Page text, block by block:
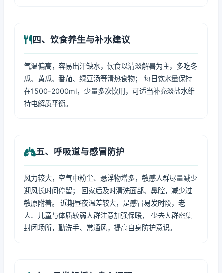
四、饮食养生与补水建议
气温偏高，容易出汗缺水，饮食以清淡解暑为主，多吃冬
瓜、黄瓜、番茄、绿豆汤等清热食物； 每日饮水量保持
在1500-2000ml，少量多次饮用，可适当补充淡盐水维
持电解质平衡。
五、呼吸道与感冒防护
风力较大，空气中粉尘、悬浮物增多，敏感人群尽量减少
迎风长时间停留； 回家后及时清洗面部、鼻腔，减少过
敏原附着。 近期昼夜温差较大，是感冒易发时段，老
人、儿童与体质较弱人群注意加强保暖， 少去人群密集
封闭场所，勤洗手、常通风，提高自身防护意识。